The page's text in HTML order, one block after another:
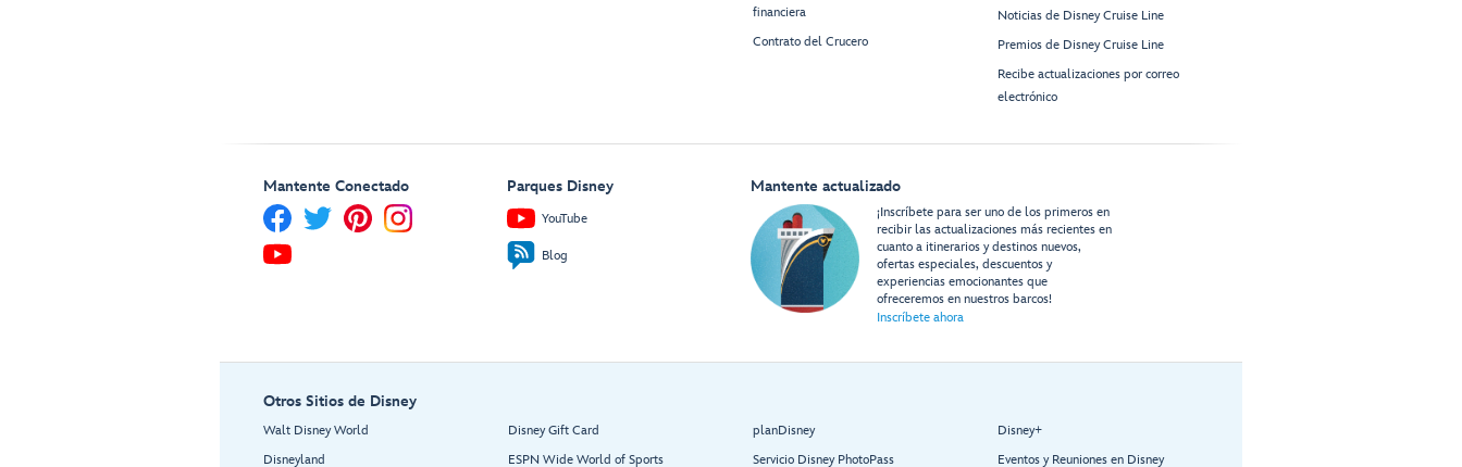
financiera
Contrato del Crucero
Noticias de Disney Cruise Line
Premios de Disney Cruise Line
Recibe actualizaciones por correo
electrónico
Mantente Conectado Parques Disney
YouTube
Blog
Mantente actualizado
¡Inscríbete para ser uno de los primeros en
recibir las actualizaciones más recientes en
cuanto a itinerarios y destinos nuevos,
ofertas especiales, descuentos y
experiencias emocionantes que
ofreceremos en nuestros barcos!
Inscríbete ahora
Otros Sitios de Disney
Walt Disney World
Disneyland
Disney Gift Card
ESPN Wide World of Sports
planDisney
Servicio Disney PhotoPass
Disney+
Eventos y Reuniones en Disney